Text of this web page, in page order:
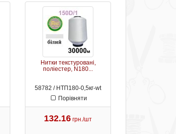
Нитки текстуровані,
поліестер, N180...
58782 / НТП180-0,5кг-wt
Порівняти
132.16 грн./шт